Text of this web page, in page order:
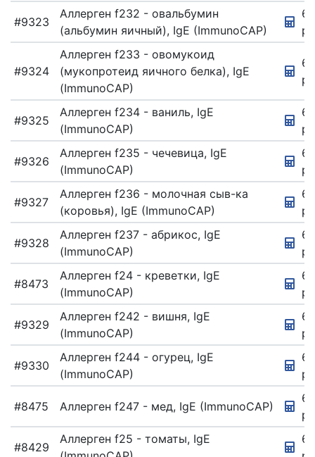
#9323
Аллерген f232 - овальбумин
(альбумин яичный), IgE (ImmunoCAP)
#9324
Аллерген f233 - овомукоид
(мукопротеид яичного белка), IgE
(ImmunoCAP)
#9325
Аллерген f234 - ваниль, IgE
(ImmunoCAP)
#9326
Аллерген f235 - чечевица, IgE
(ImmunoCAP)
#9327
Аллерген f236 - молочная cыв-ка
(коровья), IgE (ImmunoCAP)
#9328
Аллерген f237 - абрикос, IgE
(ImmunoCAP)
#8473
Аллерген f24 - креветки, IgE
(ImmunoCAP)
#9329
Аллерген f242 - вишня, IgE
(ImmunoCAP)
#9330
Аллерген f244 - огурец, IgE
(ImmunoCAP)
#8475 Аллерген f247 - мед, IgE (ImmunoCAP)
#8429
Аллерген f25 - томаты, IgE